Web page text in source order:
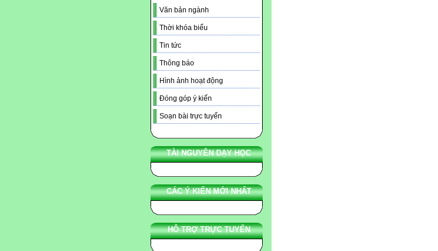
Văn bản ngành
Thời khóa biểu
Tin tức
Thông báo
Hình ảnh hoạt động
Đóng góp ý kiến
Soạn bài trực tuyến
TÀI NGUYÊN DẠY HỌC
CÁC Ý KIẾN MỚI NHẤT
HỖ TRỢ TRỰC TUYẾN